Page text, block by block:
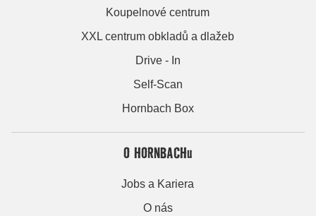
Koupelnové centrum
XXL centrum obkladů a dlažeb
Drive - In
Self-Scan
Hornbach Box
O HORNBACHu
Jobs a Kariera
O nás